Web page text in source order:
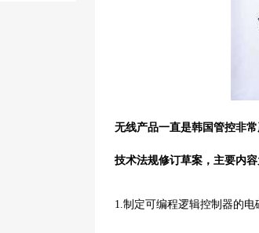
无线产品一直是韩国管控非
技术法规修订草案，主要内容
1.制定可编程逻辑控制器的电